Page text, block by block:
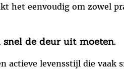
het eenvoudig om zowel
de deur uit moeten.
actieve levensstijl die vaak